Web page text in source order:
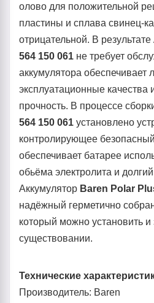
олово для положительной
пластины и сплава свинец-
отрицательной. В
564 150 061 не требует
аккумулятора обеспечивает
эксплуатационные качества
прочность. В процессе
564 150 061 установлено
контролирующее
обеспечивает батарее
обьёма электролита и
Аккумулятор Baren Polar
надёжный герметично
который можно установить и
существовании.
Технические
Производитель: Baren